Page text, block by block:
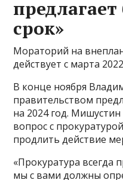
срок»
Мораторий на
действует с марта
В конце ноября
правительством
на 2024 год.
вопрос с
продлить действие
«Прокуратура всегда
мы с вами должны